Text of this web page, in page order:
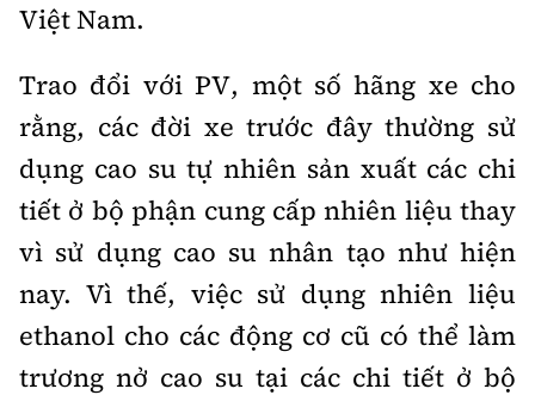
Việt Nam.
Trao đổi với PV, một số hãng xe cho
rằng, các đời xe trước đây thường sử
dụng cao su tự nhiên sản xuất các chi
tiết ở bộ phận cung cấp nhiên liệu thay
vì sử dụng cao su nhân tạo như hiện
nay. Vì thế, việc sử dụng nhiên liệu
ethanol cho các động cơ cũ có thể làm
trương nở cao su tại các chi tiết ở bộ